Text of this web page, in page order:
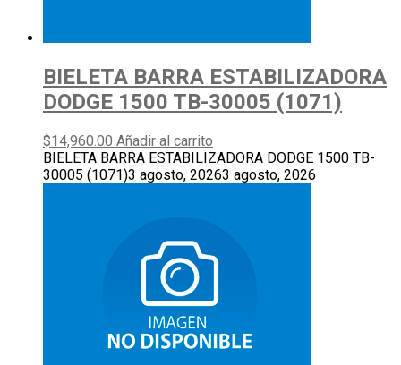
BIELETA BARRA ESTABILIZADORA
DODGE 1500 TB-30005 (1071)
$14,960.00 Añadir al carrito
BIELETA BARRA ESTABILIZADORA DODGE 1500 TB-
30005 (1071)3 agosto, 20263 agosto, 2026